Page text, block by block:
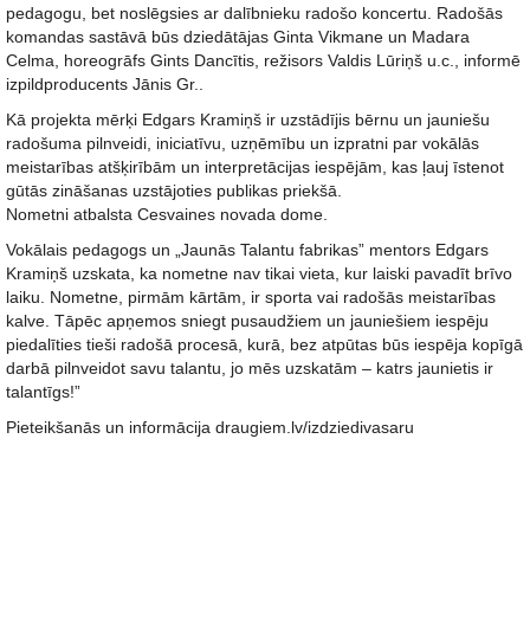
pedagogu, bet noslēgsies ar dalībnieku radošo koncertu. Radošās
komandas sastāvā būs dziedātājas Ginta Vikmane un Madara
Celma, horeogrāfs Gints Dancītis, režisors Valdis Lūriņš u.c., informē
izpildproducents Jānis Gr..
Kā projekta mērķi Edgars Kramiņš ir uzstādījis bērnu un jauniešu
radošuma pilnveidi, iniciatīvu, uzņēmību un izpratni par vokālās
meistarības atšķirībām un interpretācijas iespējām, kas ļauj īstenot
gūtās zināšanas uzstājoties publikas priekšā.
Nometni atbalsta Cesvaines novada dome.
Vokālais pedagogs un „Jaunās Talantu fabrikas” mentors Edgars
Kramiņš uzskata, ka nometne nav tikai vieta, kur laiski pavadīt brīvo
laiku. Nometne, pirmām kārtām, ir sporta vai radošās meistarības
kalve. Tāpēc apņemos sniegt pusaudžiem un jauniešiem iespēju
piedalīties tieši radošā procesā, kurā, bez atpūtas būs iespēja kopīgā
darbā pilnveidot savu talantu, jo mēs uzskatām – katrs jaunietis ir
talantīgs!”
Pieteikšanās un informācija draugiem.lv/izdziedivasaru